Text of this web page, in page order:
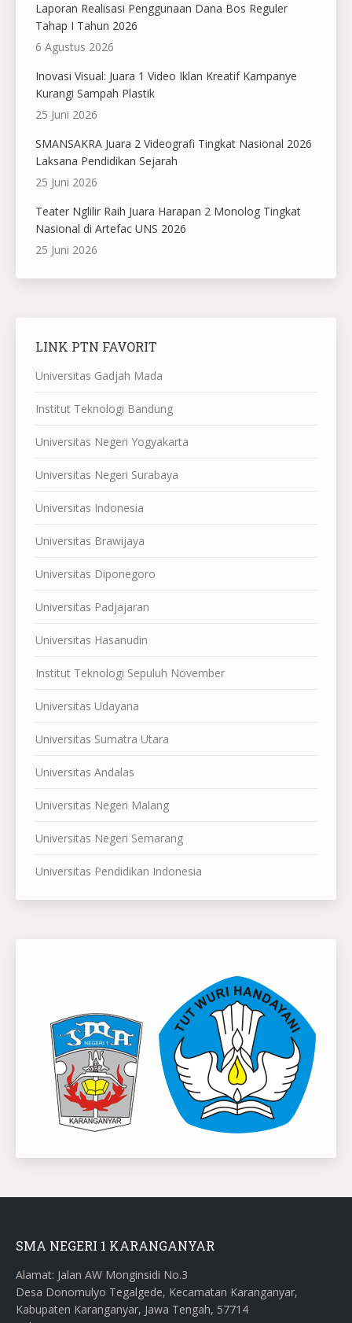
Laporan Realisasi Penggunaan Dana Bos Reguler
Tahap I Tahun 2026
6 Agustus 2026
Inovasi Visual: Juara 1 Video Iklan Kreatif Kampanye
Kurangi Sampah Plastik
25 Juni 2026
SMANSAKRA Juara 2 Videografi Tingkat Nasional 2026
Laksana Pendidikan Sejarah
25 Juni 2026
Teater Nglilir Raih Juara Harapan 2 Monolog Tingkat
Nasional di Artefac UNS 2026
25 Juni 2026
LINK PTN FAVORIT
Universitas Gadjah Mada
Institut Teknologi Bandung
Universitas Negeri Yogyakarta
Universitas Negeri Surabaya
Universitas Indonesia
Universitas Brawijaya
Universitas Diponegoro
Universitas Padjajaran
Universitas Hasanudin
Institut Teknologi Sepuluh November
Universitas Udayana
Universitas Sumatra Utara
Universitas Andalas
Universitas Negeri Malang
Universitas Negeri Semarang
Universitas Pendidikan Indonesia
SMA NEGERI 1 KARANGANYAR
Alamat: Jalan AW Monginsidi No.3
Desa Donomulyo Tegalgede, Kecamatan Karanganyar,
Kabupaten Karanganyar, Jawa Tengah, 57714